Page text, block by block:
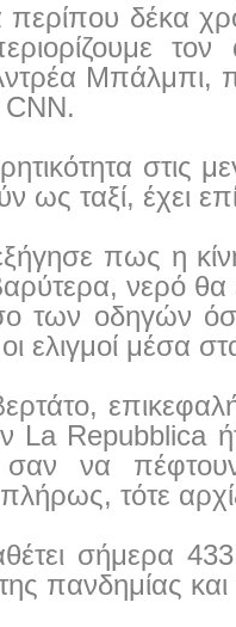
περίπου δέκα
Μπάλμπι,
CNN.
στις
ως ταξί, έχει
πως η
νερό θα
των οδηγών
ελιγμοί μέσα
La Repubblica
σαν να
τότε
σήμερα
της πανδημίας